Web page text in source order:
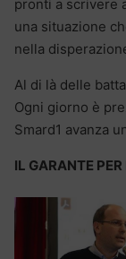
pronti a scrivere
una situazione
nella
Al di là delle
Ogni giorno è
Smard1 avanza
IL GARANTE PER